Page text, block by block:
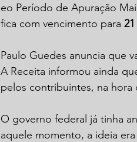
eo Período de Apuração
fica com vencimento para
Paulo Guedes anuncia que
A Receita informou ainda
pelos contribuintes, na hora
O governo federal já tinha
aquele momento, a ideia